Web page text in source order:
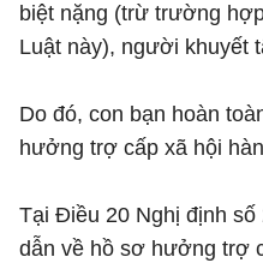
biệt nặng (trừ trường
Luật này), người khuyết
Do đó, con bạn hoàn
hưởng trợ cấp xã hội
Tại Điều 20 Nghị định
dẫn về hồ sơ hưởng trợ